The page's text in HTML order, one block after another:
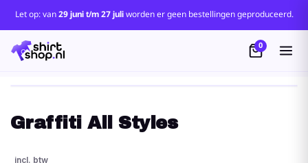
Let op: van29 juni t/m 27 juliworden er geen bestellingen geproduceerd.
0
Graffiti All Styles